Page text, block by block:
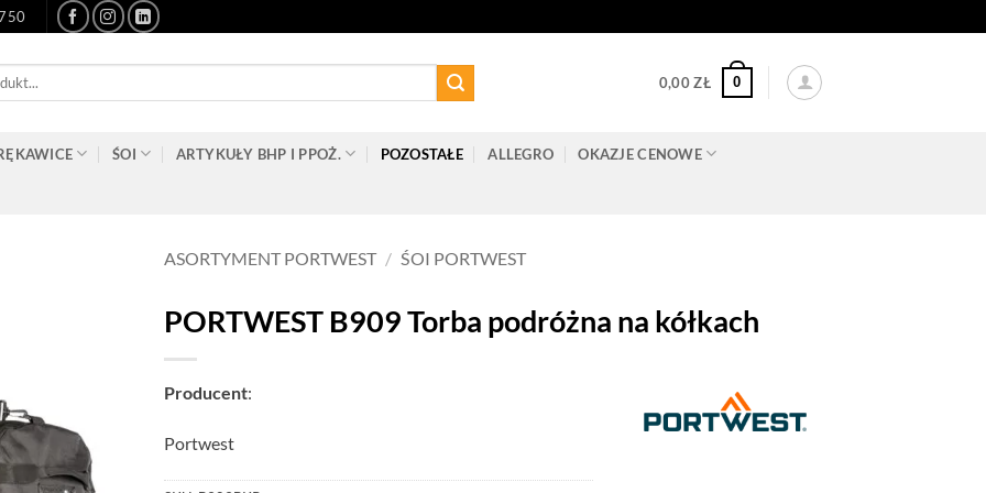
0,00ZŁ 0
ŚOI ARTYKUŁY BHP I PPOŻ. POZOSTAŁE ALLEGRO OKAZJE CENOWE
ASORTYMENT PORTWEST / ŚOI PORTWEST
PORTWEST B909 Torba podróżna na kółkach
Producent:
Portwest